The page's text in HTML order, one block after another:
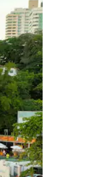
или плъзгане.